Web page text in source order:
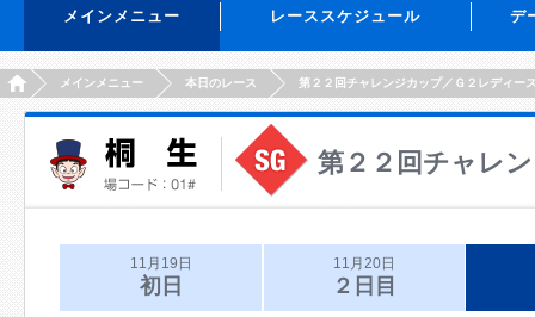
メインメニュー レーススケジュール デ
HOMEメインメニュー 本日のレース 第２２回チャレンジカップ／Ｇ２レディー
第２２回チャレ
11月19日
初日
11月20日
２日目